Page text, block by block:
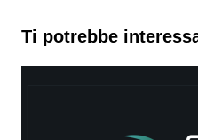
Ti potrebbe